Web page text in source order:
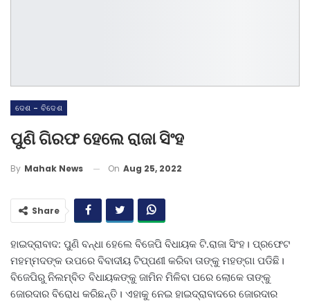
ଦେଶ - ବିଦେଶ
ପୁଣି ଗିରଫ ହେଲେ ରାଜା ସିଂହ
By Mahak News On Aug 25, 2022
Share
ହାଇଦ୍ରାବାଦ: ପୁଣି ବନ୍ଧା ହେଲେ ବିଜେପି ବିଧାୟକ ଟି.ରାଜା ସିଂହ। ପ୍ରଫେଟ
ମହମ୍ମଦଙ୍କ ଉପରେ ବିବାଦୀୟ ଟିପ୍ପଣୀ କରିବା ତାଙ୍କୁ ମହଙ୍ଗା ପଡିଛି।
ବିଜେପିରୁ ନିଲମ୍ବିତ ବିଧାୟକଙ୍କୁ ଜାମିନ ମିଳିବା ପରେ ଲୋକେ ତାଙ୍କୁ
ଜୋରଦାର ବିରୋଧ କରିଛନ୍ତି। ଏହାକୁ ନେଇ ହାଇଦ୍ରାବାଦରେ ଜୋରଦାର